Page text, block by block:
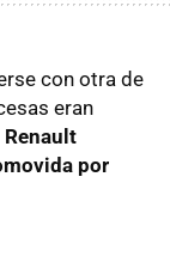
con otra de
eran
Renault
por